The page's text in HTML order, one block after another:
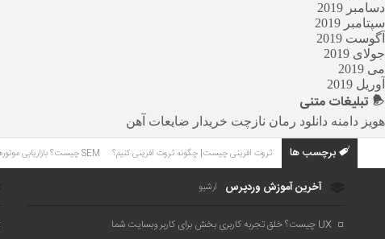
دسامبر 2019
سپتامبر 2019
آگوست 2019
جولای 2019
می 2019
آوریل 2019
تبلیغاتمتنی
هویز دامنه دانلود رمان نازچت خریدار ضایعات آهن
برچسب ها ثروت آفرینی چیست| چگونه ثروت آفرینی کنیم؟ SEM چیست؟ بازاریابی موتورهای جستجو چیست؟
آخرین آموزش وردپرس آرشیو
UX چیست؟ خلق تجربه کاربری بخش برای کاربر وبسایت شما